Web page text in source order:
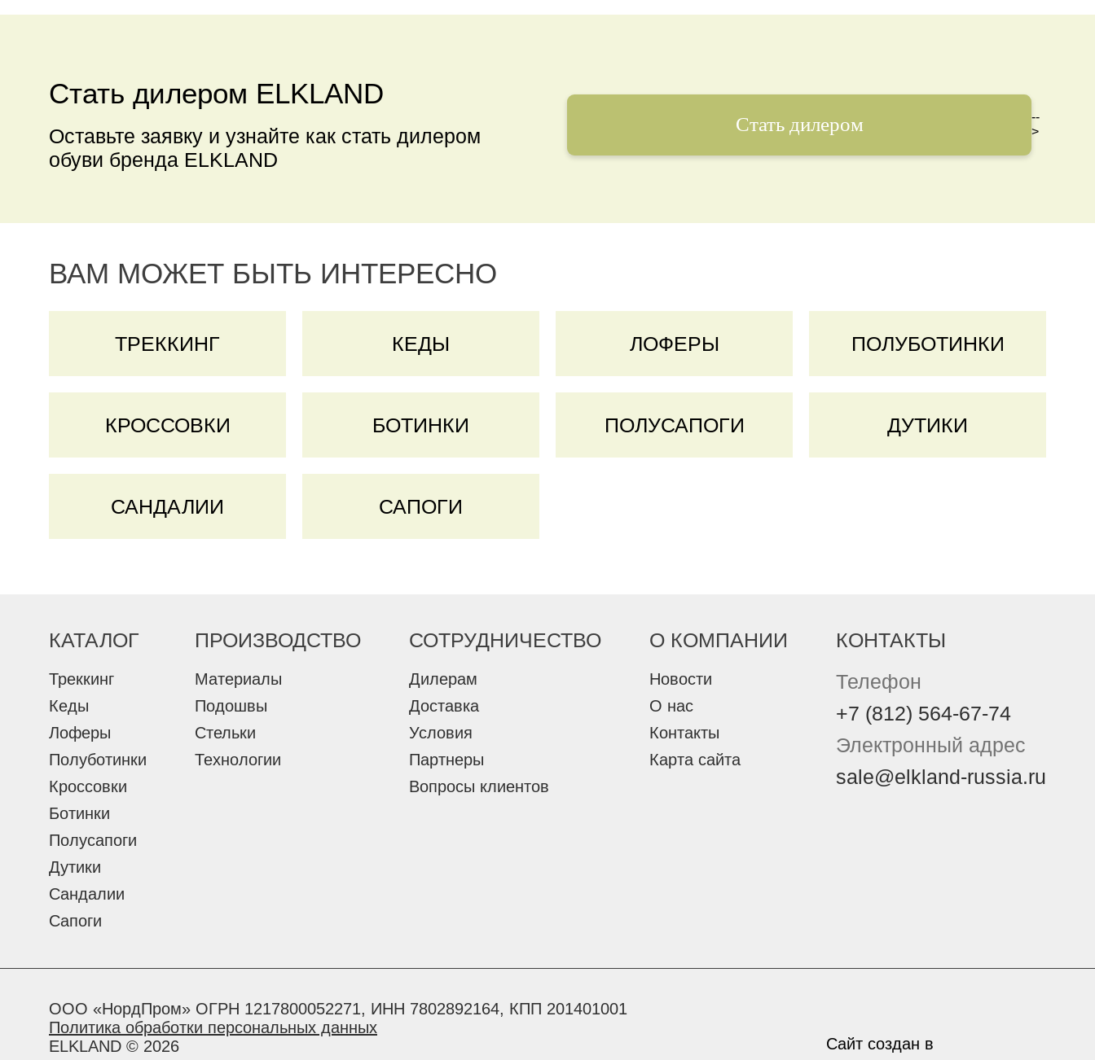
Стать дилером ELKLAND
Оставьте заявку и узнайте как стать дилером
обуви бренда ELKLAND
Стать дилером
--
>
ВАМ МОЖЕТ БЫТЬ ИНТЕРЕСНО
ТРЕККИНГ КЕДЫ ЛОФЕРЫ ПОЛУБОТИНКИ
КРОССОВКИ БОТИНКИ ПОЛУСАПОГИ ДУТИКИ
САНДАЛИИ САПОГИ
КАТАЛОГ
Треккинг
Кеды
Лоферы
Полуботинки
Кроссовки
Ботинки
Полусапоги
Дутики
Сандалии
Сапоги
ПРОИЗВОДСТВО
Материалы
Подошвы
Стельки
Технологии
СОТРУДНИЧЕСТВО
Дилерам
Доставка
Условия
Партнеры
Вопросы клиентов
О КОМПАНИИ
Новости
О нас
Контакты
Карта сайта
КОНТАКТЫ
Телефон
+7 (812) 564-67-74
Электронный адрес
sale@elkland-russia.ru
ООО «НордПром» ОГРН 1217800052271, ИНН 7802892164, КПП 201401001
Политика обработки персональных данных
ELKLAND © 2026
Сайт создан в